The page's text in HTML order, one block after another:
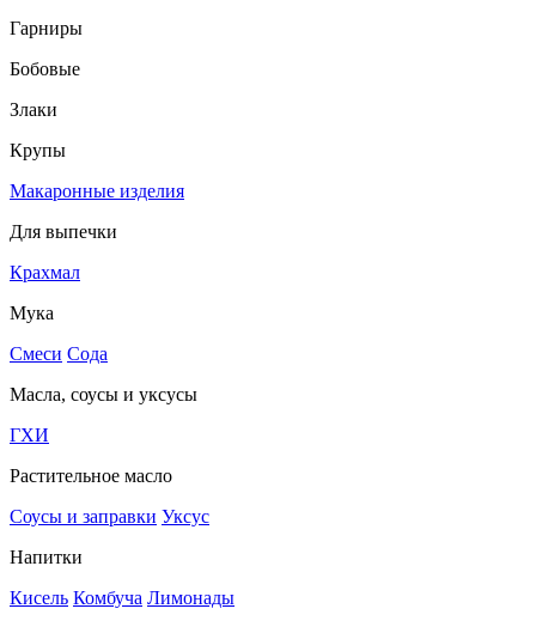
Гарниры
Бобовые
Злаки
Крупы
Макаронные изделия
Для выпечки
Крахмал
Мука
Смеси Сода
Масла, соусы и уксусы
ГХИ
Растительное масло
Соусы и заправки Уксус
Напитки
Кисель Комбуча Лимонады